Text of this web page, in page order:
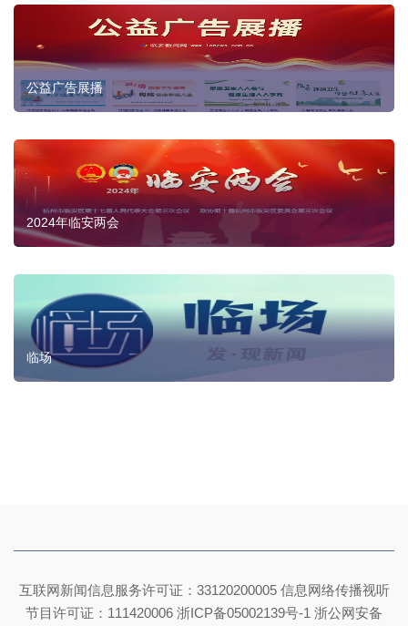
公益广告展播
2024年临安两会
临场
互联网新闻信息服务许可证：33120200005 信息网络传播视听
节目许可证：111420006 浙ICP备05002139号-1 浙公网安备